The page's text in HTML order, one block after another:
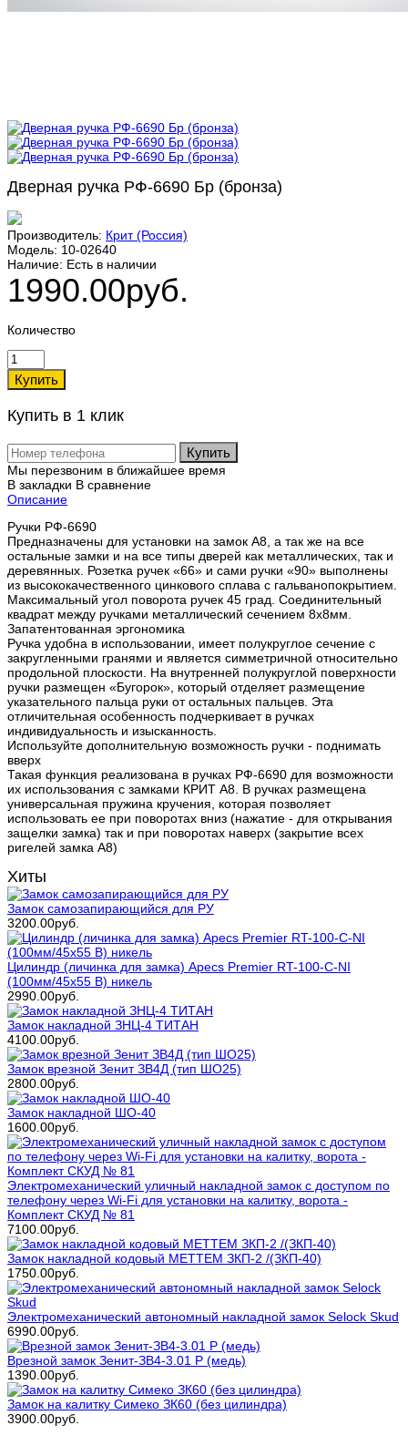
Дверная ручка РФ-6690 Бр (бронза)
Производитель: Крит (Россия)
Модель: 10-02640
Наличие: Есть в наличии
1990.00руб.
Количество
Купить в 1 клик
Купить
Мы перезвоним в ближайшее время
В закладки В сравнение
Описание
Ручки РФ-6690
Предназначены для установки на замок А8, а так же на все
остальные замки и на все типы дверей как металлических, так и
деревянных. Розетка ручек «66» и сами ручки «90» выполнены
из высококачественного цинкового сплава с гальванопокрытием.
Максимальный угол поворота ручек 45 град. Соединительный
квадрат между ручками металлический сечением 8х8мм.
Запатентованная эргономика
Ручка удобна в использовании, имеет полукруглое сечение с
закругленными гранями и является симметричной относительно
продольной плоскости. На внутренней полукруглой поверхности
ручки размещен «Бугорок», который отделяет размещение
указательного пальца руки от остальных пальцев. Эта
отличительная особенность подчеркивает в ручках
индивидуальность и изысканность.
Используйте дополнительную возможность ручки - поднимать
вверх
Такая функция реализована в ручках РФ-6690 для возможности
их использования с замками КРИТ А8. В ручках размещена
универсальная пружина кручения, которая позволяет
использовать ее при поворотах вниз (нажатие - для открывания
защелки замка) так и при поворотах наверх (закрытие всех
ригелей замка А8)
Хиты
Замок самозапирающийся для РУ
3200.00руб.
Цилиндр (личинка для замка) Apecs Premier RT-100-С-NI
(100мм/45х55 В) никель
2990.00руб.
Замок накладной ЗНЦ-4 ТИТАН
4100.00руб.
Замок врезной Зенит ЗВ4Д (тип ШО25)
2800.00руб.
Замок накладной ШО-40
1600.00руб.
Электромеханический уличный накладной замок с доступом по
телефону через Wi-Fi для установки на калитку, ворота -
Комплект СКУД № 81
7100.00руб.
Замок накладной кодовый МЕТТЕМ ЗКП-2 /(ЗКП-40)
1750.00руб.
Электромеханический автономный накладной замок Selock Skud
6990.00руб.
Врезной замок Зенит-ЗВ4-3.01 Р (медь)
1390.00руб.
Замок на калитку Симеко ЗК60 (без цилиндра)
3900.00руб.